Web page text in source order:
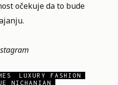
očekuje da to bude
LUXURY FASHION
NICHANIAN